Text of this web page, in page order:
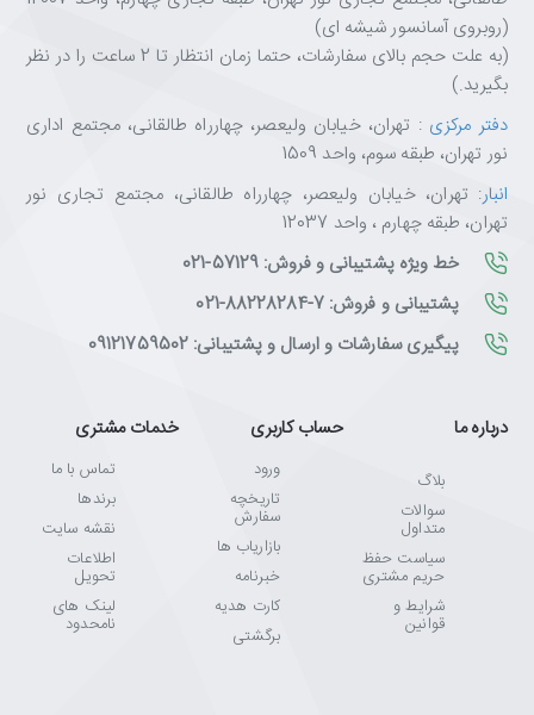
(روبروی آسانسور شیشه ای)
(به علت حجم بالای سفارشات، حتما زمان انتظار تا 2 ساعت را در نظر
بگیرید.)
دفتر مرکزی : تهران، خیابان ولیعصر، چهارراه طالقانی، مجتمع اداری
نور تهران، طبقه سوم، واحد 1509
انبار: تهران، خیابان ولیعصر، چهارراه طالقانی، مجتمع تجاری نور
تهران، طبقه چهارم ، واحد 12037
خط ویژه پشتیبانی و فروش: 57129-021
پشتیبانی و فروش: 7-88228284-021
پیگیری سفارشات و ارسال و پشتیبانی: 09121759502
درباره ما
بلاگ
سوالات
متداول
سیاست حفظ
حریم مشتری
شرایط و
قوانین
حساب کاربری
ورود
تاریخچه
سفارش
بازاریاب ها
خبرنامه
کارت هدیه
برگشتی
خدمات مشتری
تماس با ما
برندها
نقشه سایت
اطلاعات
تحویل
لینک های
نامحدود